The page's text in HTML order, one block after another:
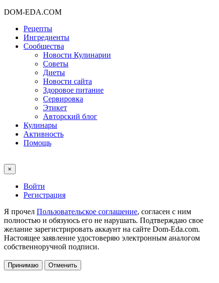
DOM-EDA.COM
Рецепты
Ингредиенты
Сообщества
Новости Кулинарии
Советы
Диеты
Новости сайта
Здоровое питание
Сервировка
Этикет
Авторский блог
Кулинары
Активность
Помощь
×
Войти
Регистрация
Я прочел Пользовательское соглашение, согласен с ним
полностью и обязуюсь его не нарушать. Подтверждаю свое
желание зарегистрировать аккаунт на сайте Dom-Eda.com.
Настоящее заявление удостоверяю электронным аналогом
собственноручной подписи.
Принимаю Отменить